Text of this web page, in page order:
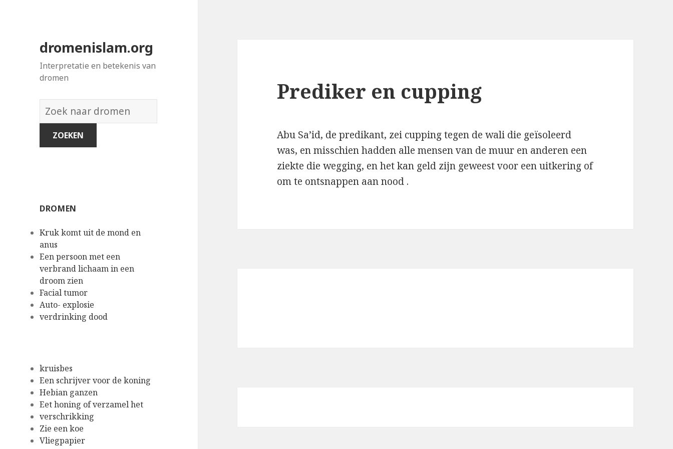
dromenislam.org
Interpretatie en betekenis van
dromen
Woordenboek
van
dromen:
DROMEN
Kruk komt uit de mond en
anus
Een persoon met een
verbrand lichaam in een
droom zien
Facial tumor
Auto- explosie
verdrinking dood
kruisbes
Een schrijver voor de koning
Hebian ganzen
Eet honing of verzamel het
verschrikking
Zie een koe
Vliegpapier
Prediker en cupping
Abu Sa’id, de predikant, zei cupping tegen de wali die geïsoleerd
was, en misschien hadden alle mensen van de muur en anderen een
ziekte die wegging, en het kan geld zijn geweest voor een uitkering of
om te ontsnappen aan nood .